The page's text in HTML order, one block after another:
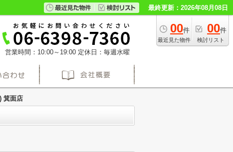
最終更新：2026年08月08日
00件
最近見た物件
00件
検討リスト
営業時間：10:00～19:00 定休日：毎週水曜
箕面店